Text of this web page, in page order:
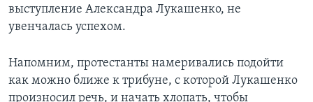
выступление Александра Лукашенко, не
увенчалась успехом.
Напомним, протестанты намеривались подойти
как можно ближе к трибуне, с которой Лукашенко
произносил речь, и начать хлопать, чтобы